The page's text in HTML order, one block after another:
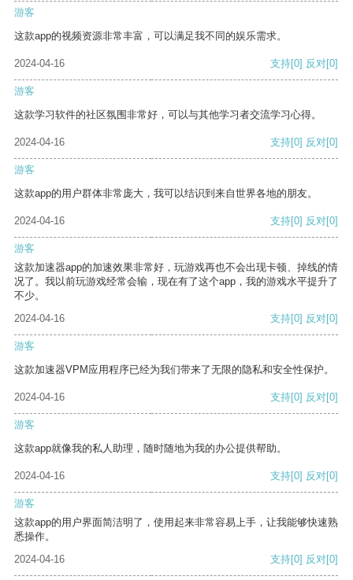
游客
这款app的视频资源非常丰富，可以满足我不同的娱乐需求。
2024-04-16 支持[0] 反对[0]
游客
这款学习软件的社区氛围非常好，可以与其他学习者交流学习心得。
2024-04-16 支持[0] 反对[0]
游客
这款app的用户群体非常庞大，我可以结识到来自世界各地的朋友。
2024-04-16 支持[0] 反对[0]
游客
这款加速器app的加速效果非常好，玩游戏再也不会出现卡顿、掉线的情
况了。我以前玩游戏经常会输，现在有了这个app，我的游戏水平提升了
不少。
2024-04-16
支持[0] 反对[0]
游客
这款加速器VPM应用程序已经为我们带来了无限的隐私和安全性保护。
2024-04-16 支持[0] 反对[0]
游客
这款app就像我的私人助理，随时随地为我的办公提供帮助。
2024-04-16 支持[0] 反对[0]
游客
这款app的用户界面简洁明了，使用起来非常容易上手，让我能够快速熟
悉操作。
2024-04-16
支持[0] 反对[0]